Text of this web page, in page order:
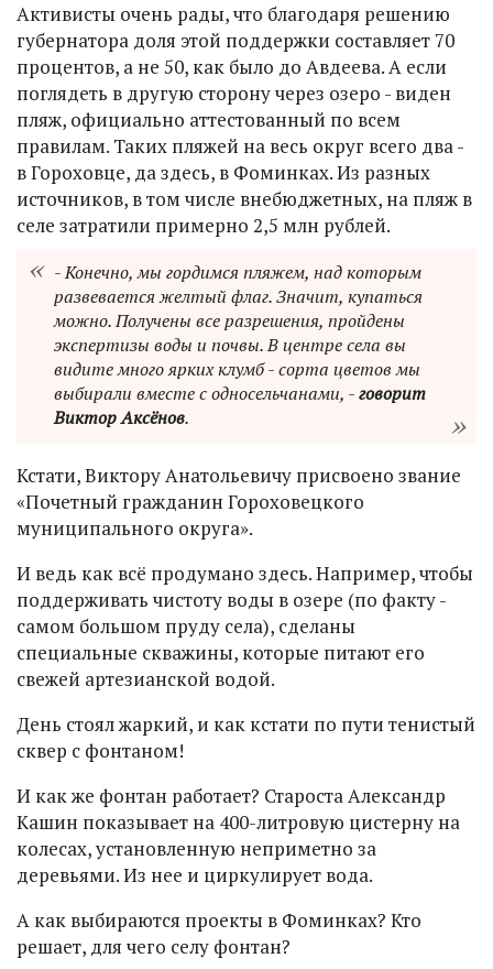
Активисты очень рады, что благодаря решению
губернатора доля этой поддержки составляет 70
процентов, а не 50, как было до Авдеева. А если
поглядеть в другую сторону через озеро - виден
пляж, официально аттестованный по всем
правилам. Таких пляжей на весь округ всего два -
в Гороховце, да здесь, в Фоминках. Из разных
источников, в том числе внебюджетных, на пляж в
селе затратили примерно 2,5 млн рублей.
- Конечно, мы гордимся пляжем, над которым
развевается желтый флаг. Значит, купаться
можно. Получены все разрешения, пройдены
экспертизы воды и почвы. В центре села вы
видите много ярких клумб - сорта цветов мы
выбирали вместе с односельчанами, -говорит
Виктор Аксёнов.
Кстати, Виктору Анатольевичу присвоено звание
«Почетный гражданин Гороховецкого
муниципального округа».
И ведь как всё продумано здесь. Например, чтобы
поддерживать чистоту воды в озере (по факту -
самом большом пруду села), сделаны
специальные скважины, которые питают его
свежей артезианской водой.
День стоял жаркий, и как кстати по пути тенистый
сквер с фонтаном!
И как же фонтан работает? Староста Александр
Кашин показывает на 400-литровую цистерну на
колесах, установленную неприметно за
деревьями. Из нее и циркулирует вода.
А как выбираются проекты в Фоминках? Кто
решает, для чего селу фонтан?